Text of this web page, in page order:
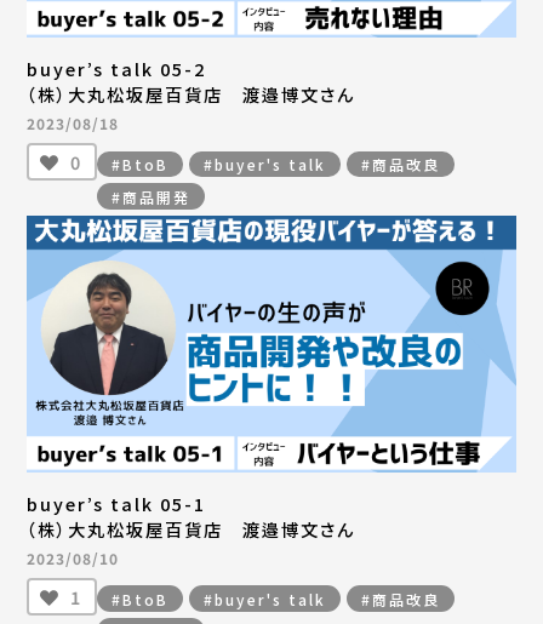
buyer’s talk 05-2
（株）大丸松坂屋百貨店 渡邉博文さん
2023/08/18
0 #BtoB #buyer's talk
#商品改良
#商品開発
buyer’s talk 05-1
（株）大丸松坂屋百貨店 渡邉博文さん
2023/08/10
1 #BtoB #buyer's talk
#商品改良